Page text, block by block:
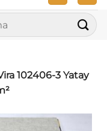
102406-3 Yatay